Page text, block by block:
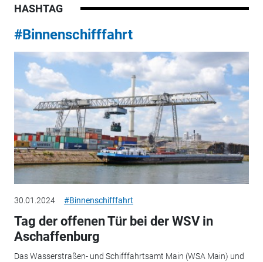
HASHTAG
#Binnenschifffahrt
30.01.2024 #Binnenschifffahrt
Tag der offenen Tür bei der WSV in
Aschaffenburg
Das Wasserstraßen- und Schifffahrtsamt Main (WSA Main) und